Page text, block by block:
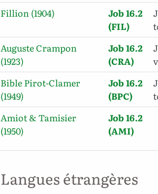
Fillion (1904)
Job 16.2
(FIL)
Auguste Crampon
(1923)
Job 16.2
(CRA)
Bible Pirot-Clamer
(1949)
Job 16.2
(BPC)
Amiot & Tamisier
(1950)
Job 16.2
(AMI)
Langues étrangères